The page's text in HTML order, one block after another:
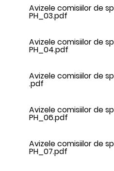
Avizele comisiilor de
PH_03.pdf
Avizele comisiilor de
PH_04.pdf
Avizele comisiilor de
.pdf
Avizele comisiilor de
PH_06.pdf
Avizele comisiilor de
PH_07.pdf